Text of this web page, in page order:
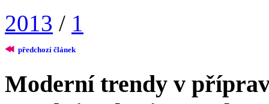
2013 / 1
předchozí článek
Moderní trendy v